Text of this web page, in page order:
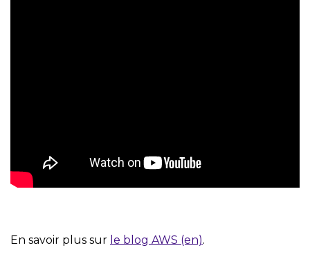
En savoir plus sur le blog AWS (en).